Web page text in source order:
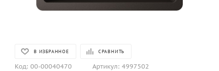
В ИЗБРАННОЕ СРАВНИТЬ
Код: 00-00040470 Артикул: 4997502